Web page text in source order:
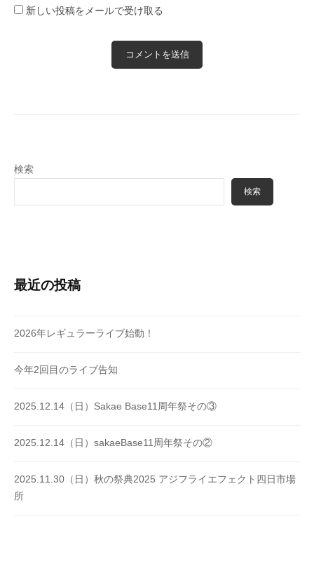
新しい投稿をメールで受け取る
検索
検索
最近の投稿
2026年レギュラーライブ始動！
今年2回目のライブ告知
2025.12.14（日）Sakae Base11周年祭その③
2025.12.14（日）sakaeBase11周年祭その②
2025.11.30（日）秋の祭典2025 アジフライエフェクト四日市場
所